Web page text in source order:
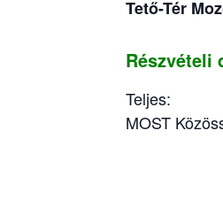
Tető-Tér
Részvételi
Teljes:
MOST